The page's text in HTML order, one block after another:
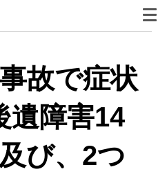
故で症状
遺障害14
び、2つ